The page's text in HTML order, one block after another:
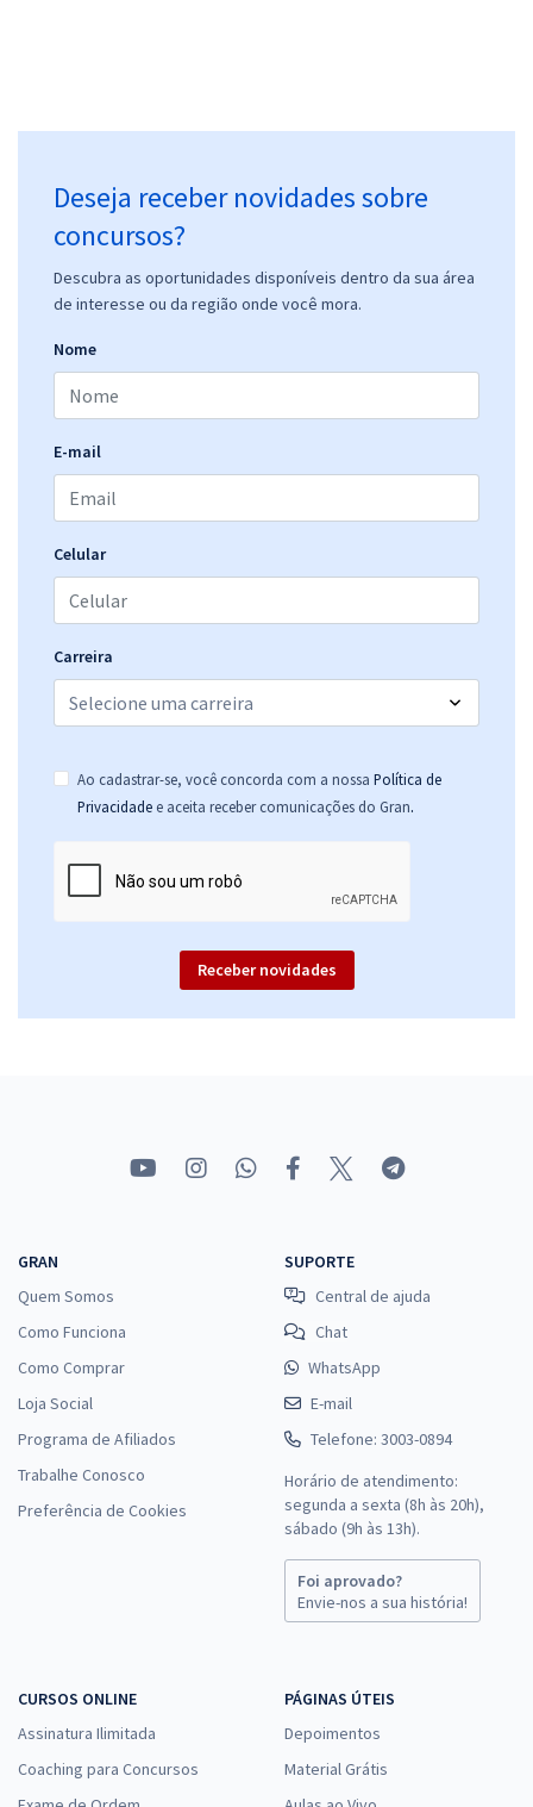
Deseja receber novidades sobre
concursos?
Descubra as oportunidades disponíveis dentro da sua área
de interesse ou da região onde você mora.
Nome
E-mail
Celular
Carreira
Ao cadastrar-se, você concorda com a nossa Política de
Privacidade e aceita receber comunicações do Gran.
Receber novidades
GRAN
Quem Somos
Como Funciona
Como Comprar
Loja Social
Programa de Afiliados
Trabalhe Conosco
Preferência de Cookies
SUPORTE
Central de ajuda
Chat
WhatsApp
E-mail
Telefone: 3003-0894
Horário de atendimento:
segunda a sexta (8h às 20h),
sábado (9h às 13h).
Foi aprovado?
Envie-nos a sua história!
CURSOS ONLINE
Assinatura Ilimitada
Coaching para Concursos
PÁGINAS ÚTEIS
Depoimentos
Material Grátis